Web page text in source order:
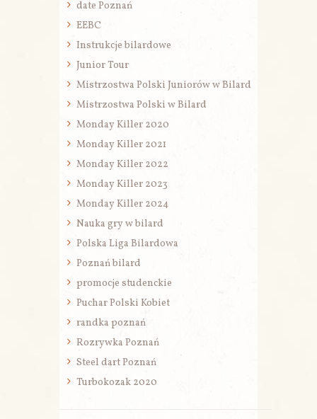
date Poznań
EEBC
Instrukcje bilardowe
Junior Tour
Mistrzostwa Polski Juniorów w Bilard
Mistrzostwa Polski w Bilard
Monday Killer 2020
Monday Killer 2021
Monday Killer 2022
Monday Killer 2023
Monday Killer 2024
Nauka gry w bilard
Polska Liga Bilardowa
Poznań bilard
promocje studenckie
Puchar Polski Kobiet
randka poznań
Rozrywka Poznań
Steel dart Poznań
Turbokozak 2020